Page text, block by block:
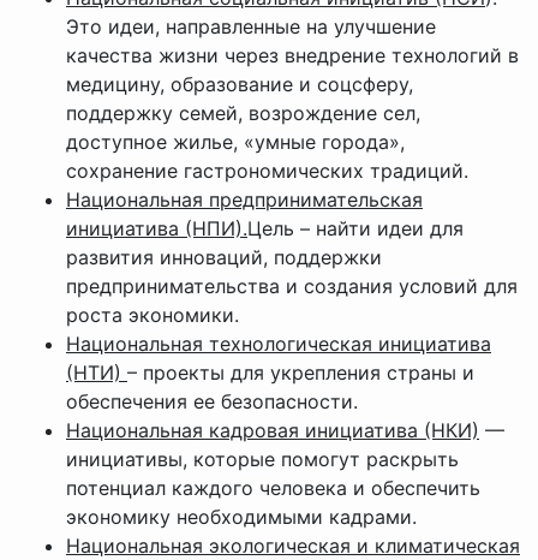
Это идеи, направленные на улучшение
качества жизни через внедрение технологий в
медицину, образование и соцсферу,
поддержку семей, возрождение сел,
доступное жилье, «умные города»,
сохранение гастрономических традиций.
Национальная предпринимательская
инициатива (НПИ).Цель – найти идеи для
развития инноваций, поддержки
предпринимательства и создания условий для
роста экономики.
Национальная технологическая инициатива
(НТИ) – проекты для укрепления страны и
обеспечения ее безопасности.
Национальная кадровая инициатива (НКИ) —
инициативы, которые помогут раскрыть
потенциал каждого человека и обеспечить
экономику необходимыми кадрами.
Национальная экологическая и климатическая